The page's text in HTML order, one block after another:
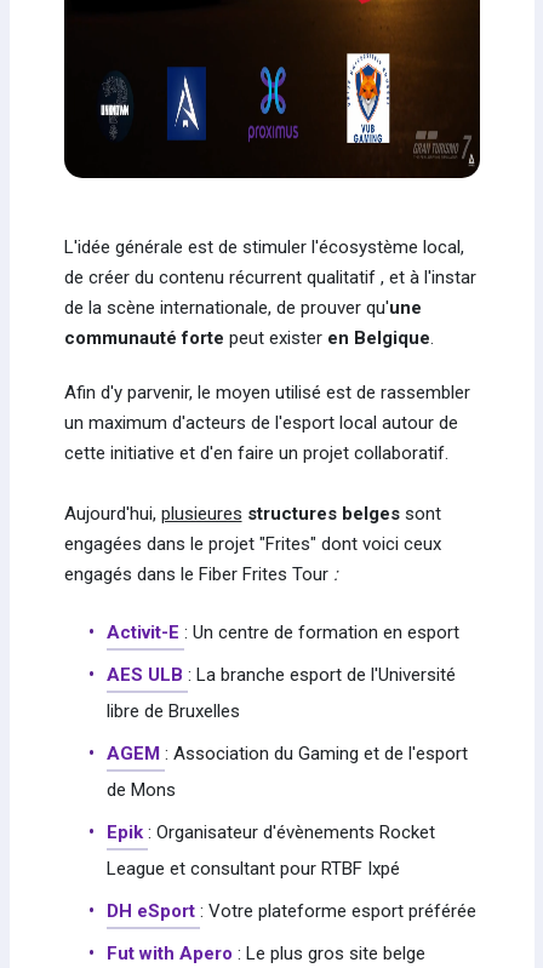
L'idée générale est de stimuler l'écosystème local,
de créer du contenu récurrent qualitatif , et à l'instar
de la scène internationale, de prouver qu'une
communauté forte peut exister en Belgique.
Afin d'y parvenir, le moyen utilisé est de rassembler
un maximum d'acteurs de l'esport local autour de
cette initiative et d'en faire un projet collaboratif.
Aujourd'hui, plusieures structures belgessont
engagées dans le projet "Frites" dont voici ceux
engagés dans le Fiber Frites Tour:
Activit-E : Un centre de formation en esport
AES ULB : La branche esport de l'Université
libre de Bruxelles
AGEM : Association du Gaming et de l'esport
de Mons
Epik : Organisateur d'évènements Rocket
League et consultant pour RTBF Ixpé
DH eSport : Votre plateforme esport préférée
Fut with Apero : Le plus gros site belge